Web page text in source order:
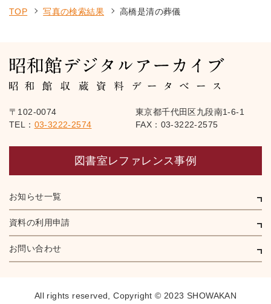
TOP 写真の検索結果 高橋是清の葬儀
〒102-0074
東京都千代田区九段南1-6-1
TEL： 03-3222-2574 FAX：03-3222-2575
図書室レファレンス事例
お知らせ一覧
資料の利用申請
お問い合わせ
All rights reserved,Copyright © 2023 SHOWAKAN